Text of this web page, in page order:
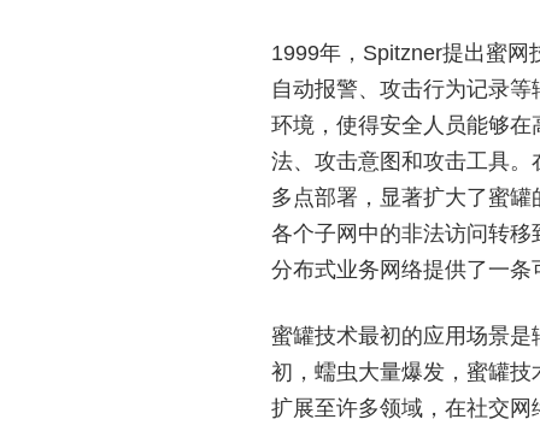
1999年，Spitzner提出蜜
自动报警、攻击行为记录
环境，使得安全人员能够
法、攻击意图和攻击工具
多点部署，显著扩大了蜜
各个子网中的非法访问转
分布式业务网络提供了一条
蜜罐技术最初的应用场景
初，蠕虫大量爆发，蜜罐
扩展至许多领域，在社交